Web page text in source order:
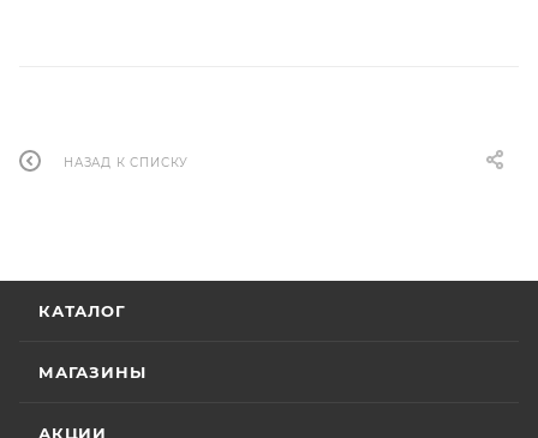
НАЗАД К СПИСКУ
КАТАЛОГ
МАГАЗИНЫ
АКЦИИ